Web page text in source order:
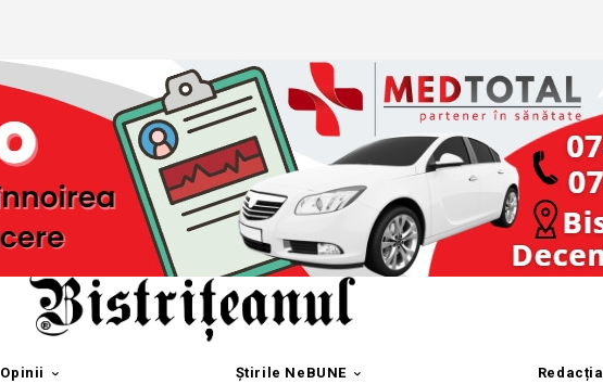
Opinii Știrile NeBUNE Redacția